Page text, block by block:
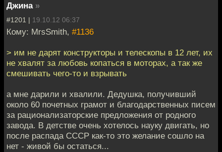
Джина »
#1201 | 19.10.12 06:37
Кому: MrsSmith, #1136
> им не дарят конструкторы и телескопы в 12 лет, их
не хвалят за любовь копаться в моторах, а так же
смешивать чего-то и взрывать
а мне дарили и хвалили. Дедушка, получивший
около 60 почетных грамот и благодарственных писем
за рационализаторские предложения от родного
завода. В детстве очень хотелось науку двигать, но
после распада СССР как-то это желание сошло на
нет - живой бы остаться...